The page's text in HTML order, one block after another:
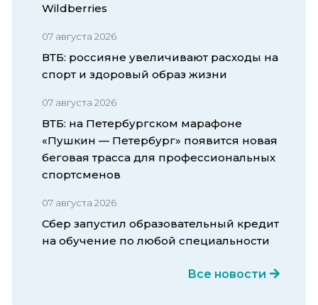
Wildberries
07 августа 2026
ВТБ: россияне увеличивают расходы на
спорт и здоровый образ жизни
07 августа 2026
ВТБ: на Петербургском марафоне
«Пушкин — Петербург» появится новая
беговая трасса для профессиональных
спортсменов
07 августа 2026
Сбер запустил образовательный кредит
на обучение по любой специальности
Все новости